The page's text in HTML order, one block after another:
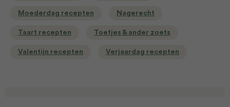
Moederdag recepten Nagerecht
Taart recepten Toetjes & ander zoets
Valentijn recepten Verjaardag recepten